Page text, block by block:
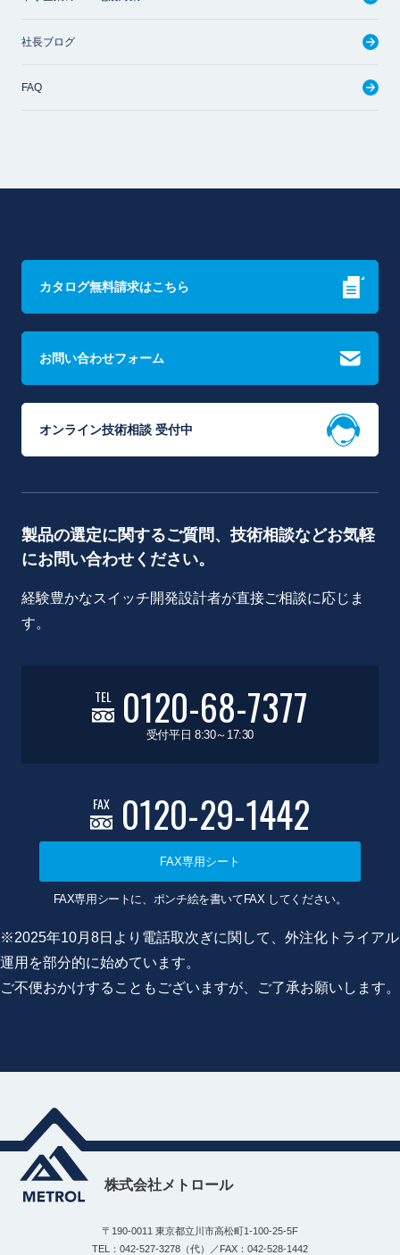
社長ブログ
FAQ
カタログ無料請求はこちら
お問い合わせフォーム
オンライン技術相談 受付中
製品の選定に関するご質問、技術相談などお気軽
にお問い合わせください。
経験豊かなスイッチ開発設計者が直接ご相談に応じま
す。
TEL 0120-68-7377
受付平日 8:30～17:30
FAX 0120-29-1442
FAX専用シート
FAX専用シートに、ポンチ絵を書いてFAX してください。
※2025年10月8日より電話取次ぎに関して、外注化トライアル
運用を部分的に始めています。
ご不便おかけすることもございますが、ご了承お願いします。
株式会社メトロール
〒190-0011 東京都立川市高松町1-100-25-5F
TEL：042-527-3278（代）／FAX：042-528-1442